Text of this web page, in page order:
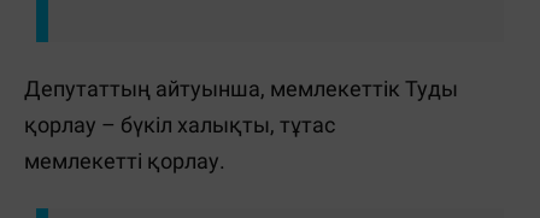
Депутаттың айтуынша, мемлекеттік Туды
қорлау – бүкіл халықты, тұтас
мемлекетті қорлау.